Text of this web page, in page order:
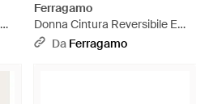
Ferragamo
Donna Cintura Reversibile E
Regolabile Con Gancini
Da Ferragamo